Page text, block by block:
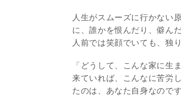
人生がスムーズに行かない
に、誰かを恨んだり、僻ん
人前では笑顔でいても、独
「どうして、こんな家に生
来ていれば、こんなに苦労
たのは、あなた自身なのです